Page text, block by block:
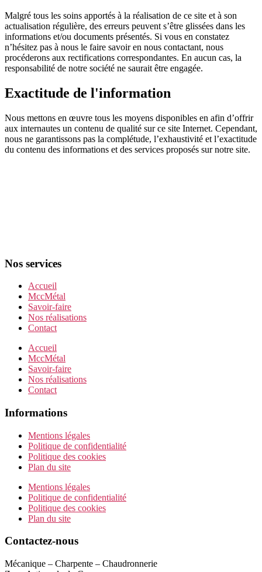
Malgré tous les soins apportés à la réalisation de ce site et à son
actualisation régulière, des erreurs peuvent s’être glissées dans les
informations et/ou documents présentés. Si vous en constatez
n’hésitez pas à nous le faire savoir en nous contactant, nous
procéderons aux rectifications correspondantes. En aucun cas, la
responsabilité de notre société ne saurait être engagée.
Exactitude de l'information
Nous mettons en œuvre tous les moyens disponibles en afin d’offrir
aux internautes un contenu de qualité sur ce site Internet. Cependant,
nous ne garantissons pas la complétude, l’exhaustivité et l’exactitude
du contenu des informations et des services proposés sur notre site.
Nos services
Accueil
MccMétal
Savoir-faire
Nos réalisations
Contact
Accueil
MccMétal
Savoir-faire
Nos réalisations
Contact
Informations
Mentions légales
Politique de confidentialité
Politique des cookies
Plan du site
Mentions légales
Politique de confidentialité
Politique des cookies
Plan du site
Contactez-nous
Mécanique – Charpente – Chaudronnerie